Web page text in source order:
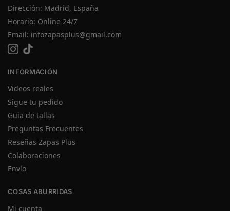
Dirección: Madrid, España
Horario: Online 24/7
Email: infozapasplus@gmail.com
INFORMACIÓN
Videos reales
Sigue tu pedido
Guia de tallas
Preguntas Frecuentes
Reseñas Zapas Plus
Colaboraciones
Envío
COSAS ABURRIDAS
Mi cuenta